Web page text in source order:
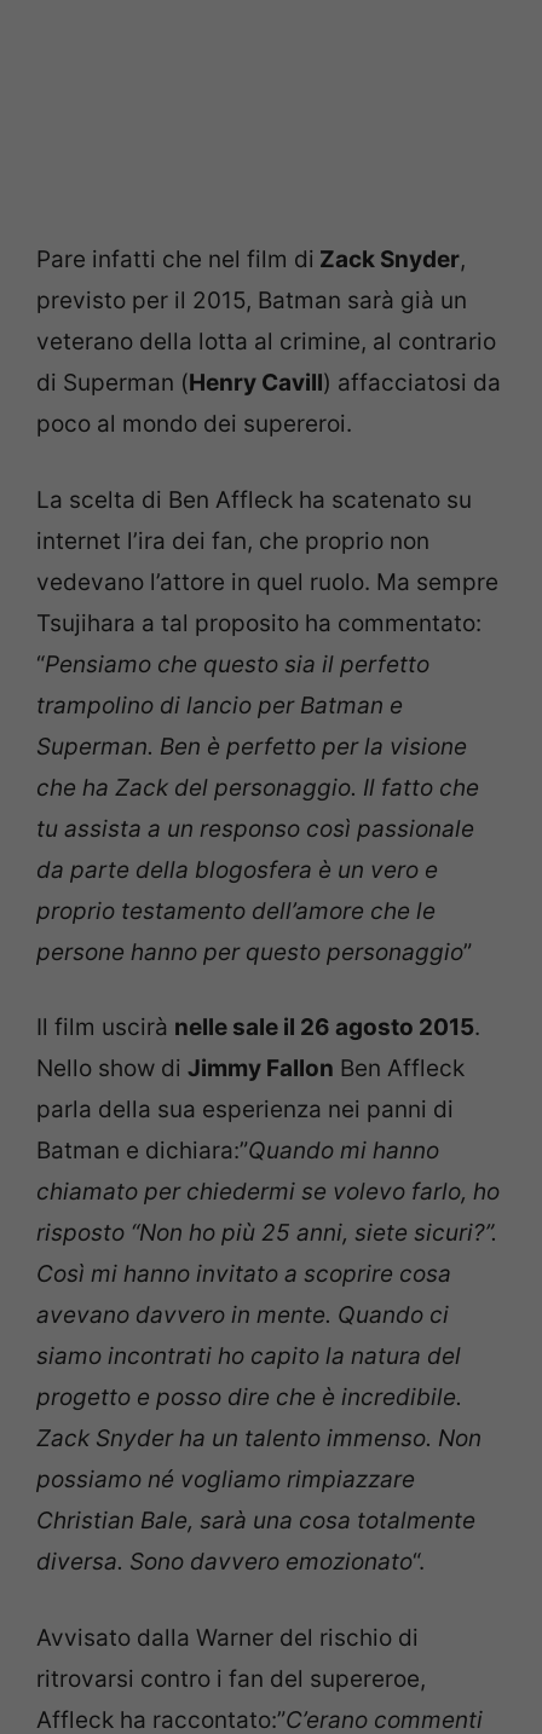
Pare infatti che nel film di Zack Snyder,
previsto per il 2015, Batman sarà già un
veterano della lotta al crimine, al contrario
di Superman (Henry Cavill) affacciatosi da
poco al mondo dei supereroi.
La scelta di Ben Affleck ha scatenato su
internet l’ira dei fan, che proprio non
vedevano l’attore in quel ruolo. Ma sempre
Tsujihara a tal proposito ha commentato:
“Pensiamo che questo sia il perfetto
trampolino di lancio per Batman e
Superman. Ben è perfetto per la visione
che ha Zack del personaggio. Il fatto che
tu assista a un responso così passionale
da parte della blogosfera è un vero e
proprio testamento dell’amore che le
persone hanno per questo personaggio”
Il film uscirà nelle sale il 26 agosto 2015.
Nello show di Jimmy Fallon Ben Affleck
parla della sua esperienza nei panni di
Batman e dichiara:”Quando mi hanno
chiamato per chiedermi se volevo farlo, ho
risposto “Non ho più 25 anni, siete sicuri?”.
Così mi hanno invitato a scoprire cosa
avevano davvero in mente. Quando ci
siamo incontrati ho capito la natura del
progetto e posso dire che è incredibile.
Zack Snyder ha un talento immenso. Non
possiamo né vogliamo rimpiazzare
Christian Bale, sarà una cosa totalmente
diversa. Sono davvero emozionato“.
Avvisato dalla Warner del rischio di
ritrovarsi contro i fan del supereroe,
Affleck ha raccontato:”C’erano commenti